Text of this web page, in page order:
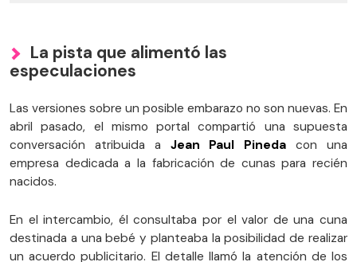
La pista que alimentó las
especulaciones
Las versiones sobre un posible embarazo no son nuevas. En
abril pasado, el mismo portal compartió una supuesta
conversación atribuida a Jean Paul Pineda con una
empresa dedicada a la fabricación de cunas para recién
nacidos.
En el intercambio, él consultaba por el valor de una cuna
destinada a una bebé y planteaba la posibilidad de realizar
un acuerdo publicitario. El detalle llamó la atención de los